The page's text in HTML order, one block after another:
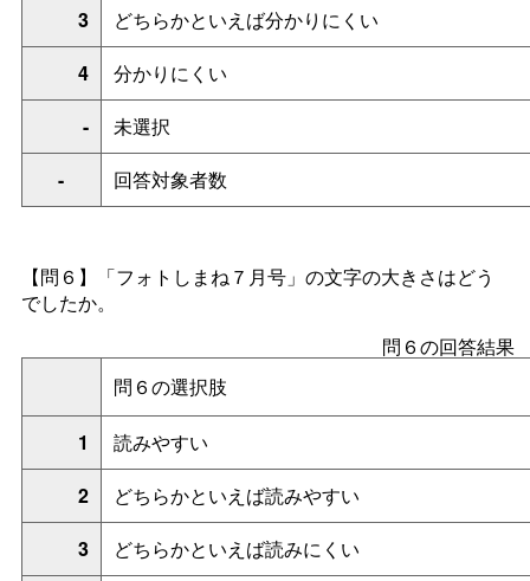
3
どちらかといえば分かりにくい
4
分かりにくい
-
未選択
-
回答対象者数
【問６】「フォトしまね７月号」の文字の大きさはどう
でしたか。
問６の回答結果
問６の選択肢
1
読みやすい
2
どちらかといえば読みやすい
3
どちらかといえば読みにくい